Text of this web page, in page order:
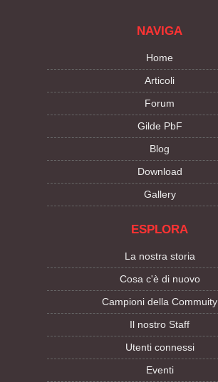
NAVIGA
Home
Articoli
Forum
Gilde PbF
Blog
Download
Gallery
ESPLORA
La nostra storia
Cosa c'è di nuovo
Campioni della Commuity
Il nostro Staff
Utenti connessi
Eventi